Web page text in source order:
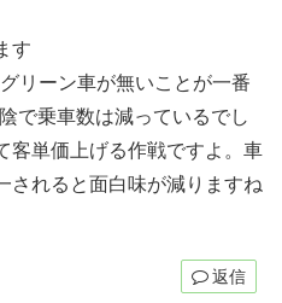
す
リーン車が無いことが一番
で乗車数は減っているでし
客単価上げる作戦ですよ。車
されると面白味が減りますね
返信